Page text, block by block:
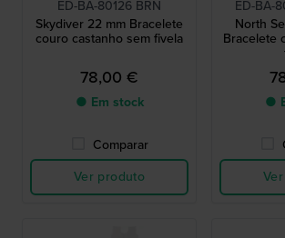
ED-BA-80126 BRN
Skydiver 22 mm Bracelete
couro castanho sem fivela
78,00 €
● Em stock
Comparar
Ver produto
ED-BA-
North
Bracelete
●